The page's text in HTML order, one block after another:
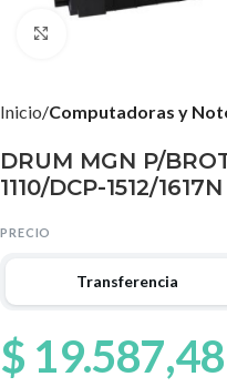
Inicio Computadoras y
DRUM MGN P/
1110/DCP-1512/1617N
PRECIO
Transferencia
$ 19.587,48